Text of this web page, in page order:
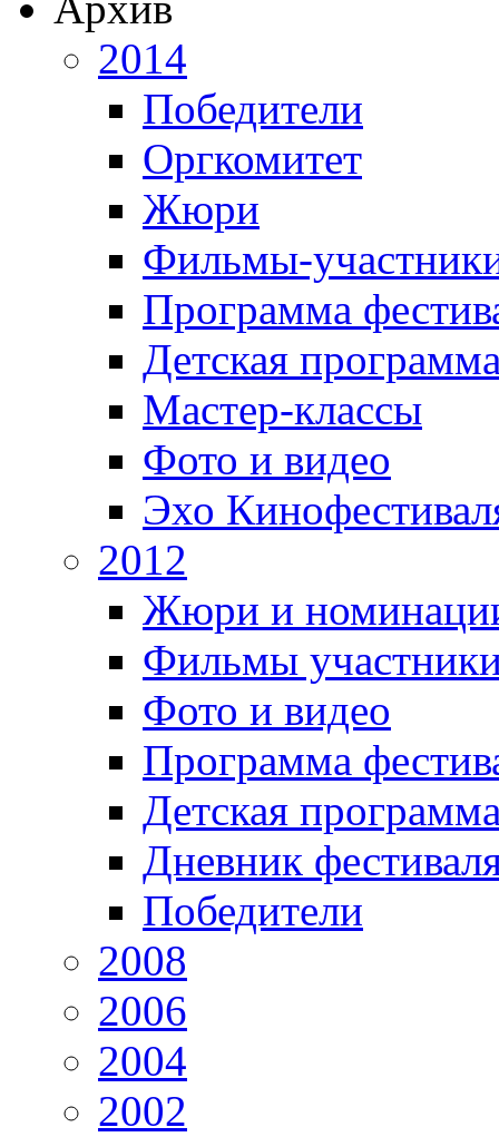
2014
Победители
Оргкомитет
Жюри
Фильмы-
Программа
Детская
Мастер-классы
Фото и видео
Эхо
2012
Жюри и
Фильмы
Фото и видео
Программа
Детская
Дневник
Победители
2008
2006
2004
2002